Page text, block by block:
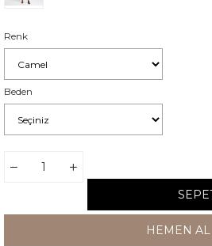
Renk
Beden